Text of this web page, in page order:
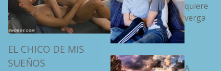
EL CHICO DE MIS
SUEÑOS
quiere
verga
A